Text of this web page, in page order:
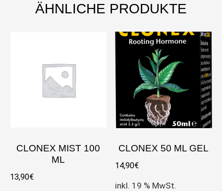
ÄHNLICHE PRODUKTE
CLONEX MIST 100
ML
13,90€
CLONEX 50 ML GEL
14,90€
inkl. 19 % MwSt.